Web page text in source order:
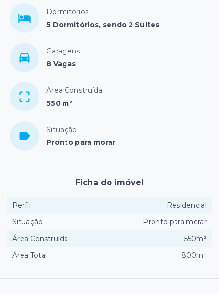
Dormitórios
5 Dormitórios, sendo 2 Suítes
Garagens
8 Vagas
Área Construída
550 m²
Situação
Pronto para morar
Ficha do imóvel
Perfil
Residencial
Situação
Pronto para morar
Área Construída
550m²
Área Total
800m²